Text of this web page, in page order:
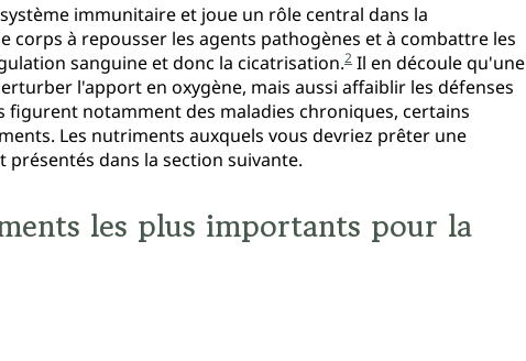
immunitaire et joue un rôle central dans la
corps à repousser les agents pathogènes et à combattre les
sanguine et donc la cicatrisation.2 Il en découle qu'une
l'apport en oxygène, mais aussi affaiblir les défenses
notamment des maladies chroniques, certains
Les nutriments auxquels vous devriez prêter une
dans la section suivante.
les plus importants pour la